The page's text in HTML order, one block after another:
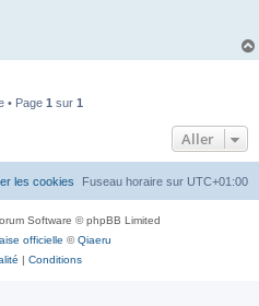
• Page 1 sur 1
Aller
Fuseau horaire sur UTC+01:00
les cookies
Software © phpBB Limited
officielle ©Qiaeru
| Conditions